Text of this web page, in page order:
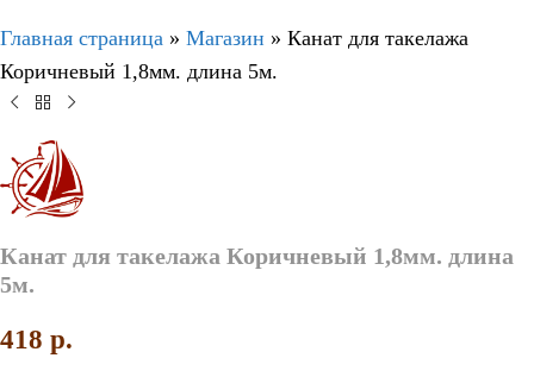
Главная страница » Магазин » Канат для такелажа
Коричневый 1,8мм. длина 5м.
Канат для такелажа Коричневый 1,8мм. длина
5м.
418 p.